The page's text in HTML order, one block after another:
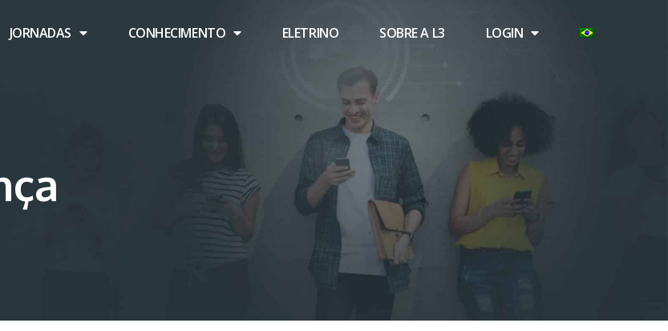
JORNADAS CONHECIMENTO ELETRINO SOBRE A L3 LOGIN